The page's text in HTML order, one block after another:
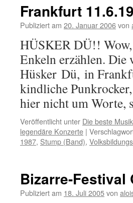
Frankfurt
Publiziert am 20. Januar 2006von
HÜSKER DÜ!!
Enkeln erzählen. Die
Hüsker Dü, in
kindliche
hier nicht um
Veröffentlicht unter Die beste
legendäre Konzerte |
1987, Stump (Band),
Bizarre-Festival
Publiziert am 18. Juli 2005von